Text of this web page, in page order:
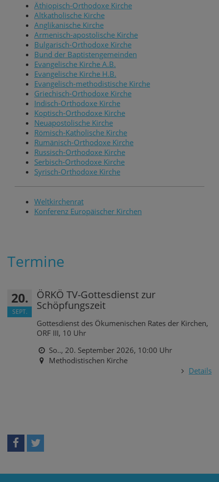
Äthiopisch-Orthodoxe Kirche
Altkatholische Kirche
Anglikanische Kirche
Armenisch-apostolische Kirche
Bulgarisch-Orthodoxe Kirche
Bund der Baptistengemeinden
Evangelische Kirche A.B.
Evangelische Kirche H.B.
Evangelisch-methodistische Kirche
Griechisch-Orthodoxe Kirche
Indisch-Orthodoxe Kirche
Koptisch-Orthodoxe Kirche
Neuapostolische Kirche
Römisch-Katholische Kirche
Rumänisch-Orthodoxe Kirche
Russisch-Orthodoxe Kirche
Serbisch-Orthodoxe Kirche
Syrisch-Orthodoxe Kirche
Weltkirchenrat
Konferenz Europäischer Kirchen
Termine
20.
SEPT.
ÖRKÖ TV-Gottesdienst zur
Schöpfungszeit
Gottesdienst des Ökumenischen Rates der Kirchen,
ORF III, 10 Uhr
So.., 20. September 2026, 10:00 Uhr
Methodistischen Kirche
Details